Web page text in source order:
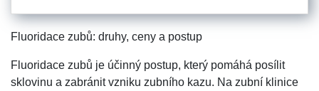
Fluoridace zubů: druhy, ceny a postup
Fluoridace zubů je účinný postup, který pomáhá posílit
sklovinu a zabránit vzniku zubního kazu. Na zubní klinice